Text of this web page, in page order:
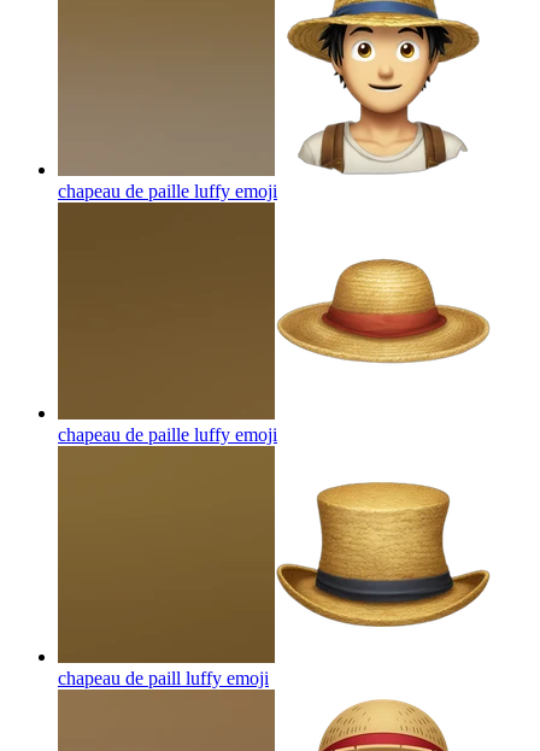
chapeau de paille luffy emoji
chapeau de paille luffy emoji
chapeau de paill luffy emoji